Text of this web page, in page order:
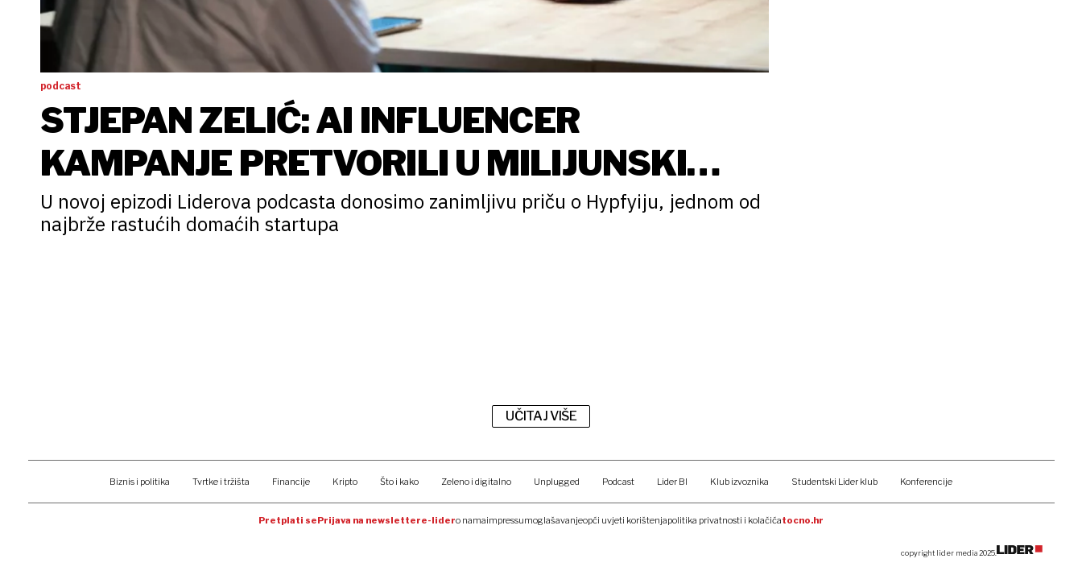
podcast
STJEPAN ZELIĆ: AI INFLUENCER
KAMPANJE PRETVORILI U MILIJUNSKI
BIZNIS
U novoj epizodi Liderova podcasta donosimo zanimljivu priču o Hypfyiju, jednom od
najbrže rastućih domaćih startupa
UČITAJ VIŠE
Biznis i politika Tvrtke i tržišta Financije Kripto Što i kako Zeleno i digitalno Unplugged Podcast Lider BI Klub izvoznika Studentski Lider klub Konferencije
Pretplati sePrijava na newslettere-lidero namaimpressumoglašavanjeopći uvjeti korištenjapolitika privatnosti i kolačićatocno.hr
copyright lider media 2025.